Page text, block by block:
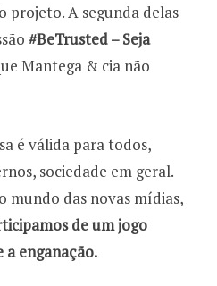
projeto. A segunda delas
#BeTrusted – Seja
Mantega & cia não
é válida para todos,
sociedade em geral.
mundo das novas mídias,
de um jogo
a enganação.